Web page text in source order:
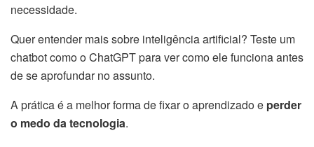
necessidade.
Quer entender mais sobre inteligência artificial? Teste um
chatbot como o ChatGPT para ver como ele funciona antes
de se aprofundar no assunto.
A prática é a melhor forma de fixar o aprendizado e perder
o medo da tecnologia.